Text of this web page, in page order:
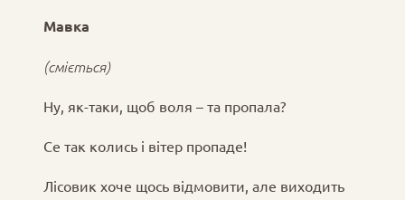
Мавка
(сміється)
Ну, як-таки, щоб воля – та пропала?
Се так колись і вітер пропаде!
Лісовик хоче щось відмовити, але виходить